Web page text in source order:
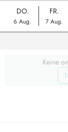
DO.
6 Aug.
FR.
7 Aug.
Keine